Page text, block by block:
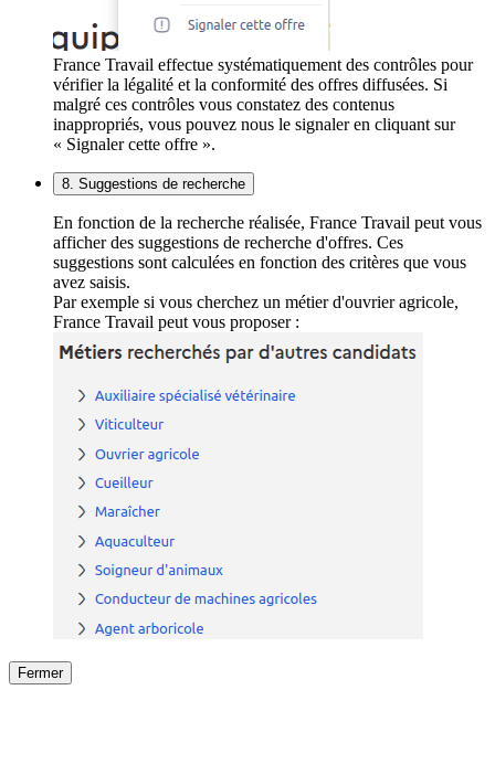
France Travail effectue systématiquement des contrôles pour
vérifier la légalité et la conformité des offres diffusées. Si
malgré ces contrôles vous constatez des contenus
inappropriés, vous pouvez nous le signaler en cliquant sur
« Signaler cette offre ».
8. Suggestions de recherche
En fonction de la recherche réalisée, France Travail peut vous
afficher des suggestions de recherche d'offres. Ces
suggestions sont calculées en fonction des critères que vous
avez saisis.
Par exemple si vous cherchez un métier d'ouvrier agricole,
France Travail peut vous proposer :
Fermer